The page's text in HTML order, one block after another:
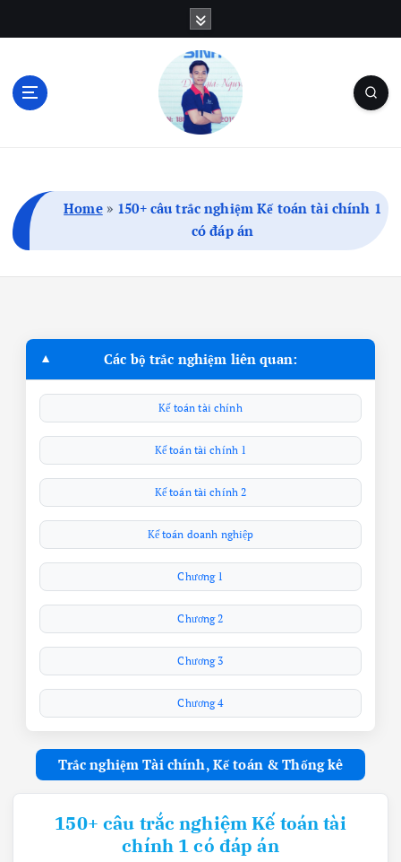
Home» 150+ câu trắc nghiệm Kế toán tài chính 1
có đáp án
Các bộ trắc nghiệm liên quan:
Kế toán tài chính
Kế toán tài chính 1
Kế toán tài chính 2
Kế toán doanh nghiệp
Chương 1
Chương 2
Chương 3
Chương 4
Trắc nghiệm Tài chính, Kế toán & Thống kê
150+ câu trắc nghiệm Kế toán tài
chính 1 có đáp án